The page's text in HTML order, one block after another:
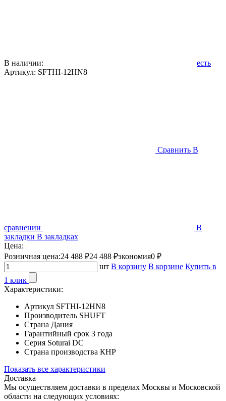
В наличии:
есть
Артикул: SFTHI-12HN8
Сравнить В
сравнении
В
закладки В закладках
Цена:
Розничная цена:24 488 ₽24 488 ₽экономия0 ₽
шт В корзину В корзине Купить в
1 клик
Характеристики:
Артикул SFTHI-12HN8
Производитель SHUFT
Страна Дания
Гарантийный срок 3 года
Серия Soturai DC
Страна производства КНР
Показать все характеристики
Доставка
Мы осуществляем доставки в пределах Москвы и Московской
области на следующих условиях: